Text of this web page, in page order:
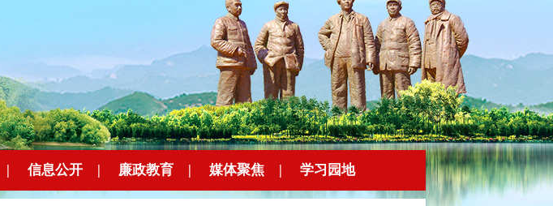
| 信息公开 | 廉政教育 | 媒体聚焦 | 学习园地